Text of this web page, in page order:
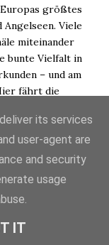
größtes
Viele
miteinander
bunte Vielfalt in
– und am
fährt die
weiterer Clou:
führerscheinfrei
Gefährte mit
tritt seit 20
Kraft. Dank ihr
gestaltet
its services
user-agent are
and security
usage
IT